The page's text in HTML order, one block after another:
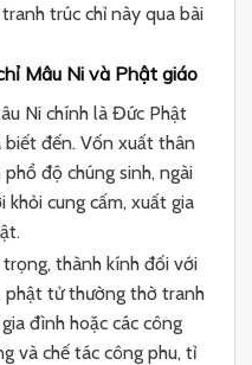
trúc chỉ này qua bài
Mâu Ni và Phật giáo
Ni chính là Đức Phật
biết đến. Vốn xuất thân
độ chúng sinh, ngài
cung cấm, xuất gia
thành kính đối với
phật tử thường thờ tranh
đình hoặc các công
và chế tác công phu, tỉ